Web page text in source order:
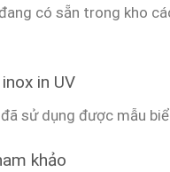
có sẵn trong kho
in UV
sử dụng được mẫu
khảo